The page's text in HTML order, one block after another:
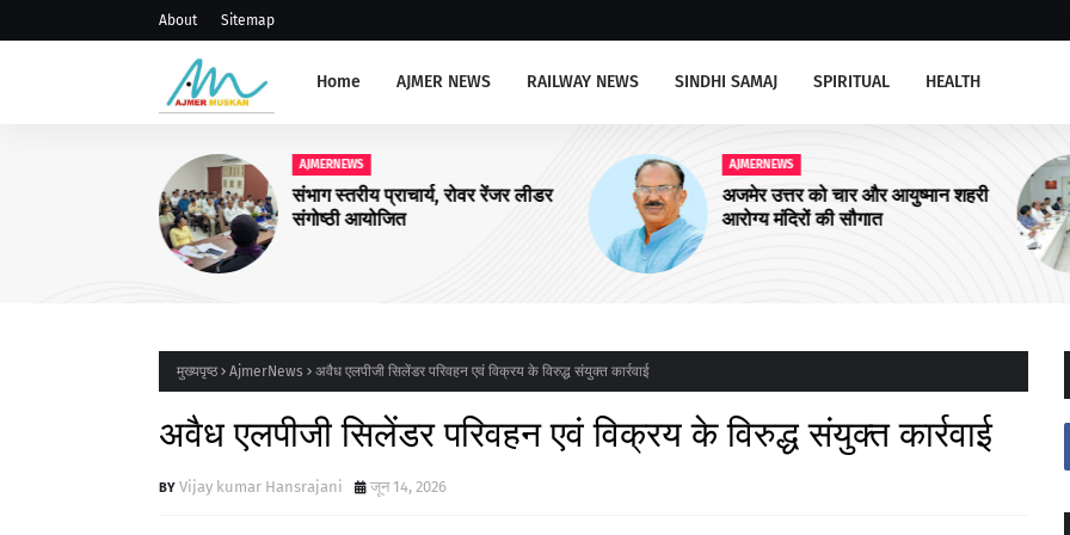
About Sitemap
Home AJMER NEWS RAILWAY NEWS SINDHI SAMAJ SPIRITUAL HEALTH
AJMERNEWS
अजमेर उत्तर को चार और आयुष्मान शहरी
आरोग्य मंदिरों की सौगात
AJMERNEWS
आरयूआईडीपी के पांचवें चरण के कार्यों पर
संवाद कार्यक्रम सम्पन्न
मुख्यपृष्ठ AjmerNews अवैध एलपीजी सिलेंडर परिवहन एवं विक्रय के विरुद्ध संयुक्त कार्रवाई
अवैध एलपीजी सिलेंडर परिवहन एवं विक्रय के विरुद्ध संयुक्त कार्रवाई
Vijay kumar Hansrajani जून 14, 2026